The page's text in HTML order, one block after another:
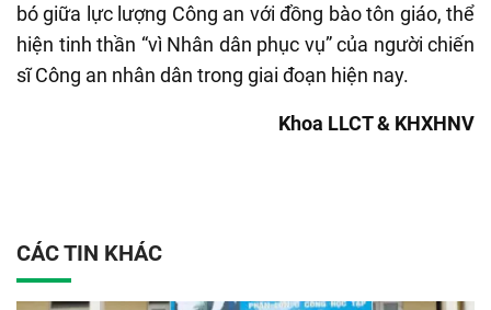
bó giữa lực lượng Công an với đồng bào tôn giáo, thể
hiện tinh thần “vì Nhân dân phục vụ” của người chiến
sĩ Công an nhân dân trong giai đoạn hiện nay.
Khoa LLCT & KHXHNV
CÁC TIN KHÁC